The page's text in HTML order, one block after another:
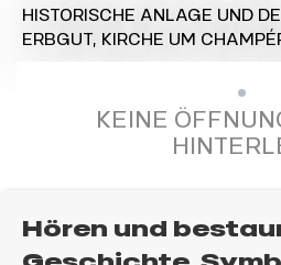
HISTORISCHE ANLAGE UND
ERBGUT, KIRCHE UM
KEINE
Hören und